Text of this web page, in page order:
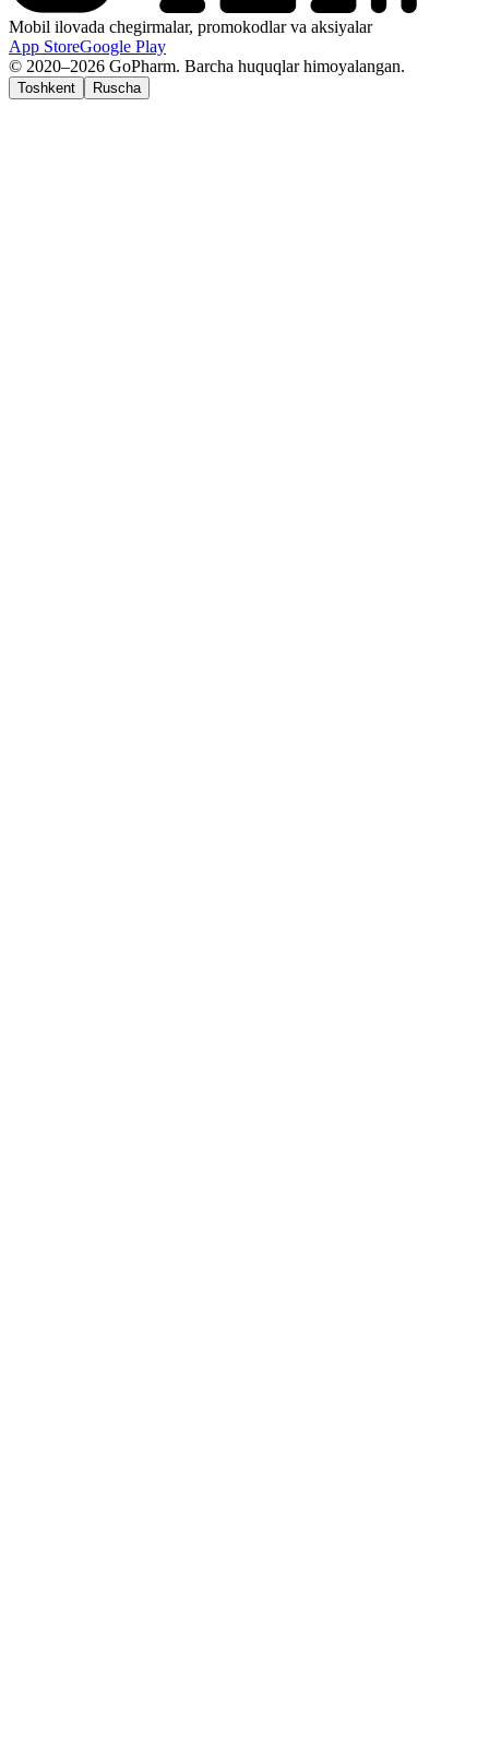
Mobil ilovada chegirmalar, promokodlar va aksiyalar
App StoreGoogle Play
© 2020–2026 GoPharm. Barcha huquqlar himoyalangan.
Toshkent Ruscha